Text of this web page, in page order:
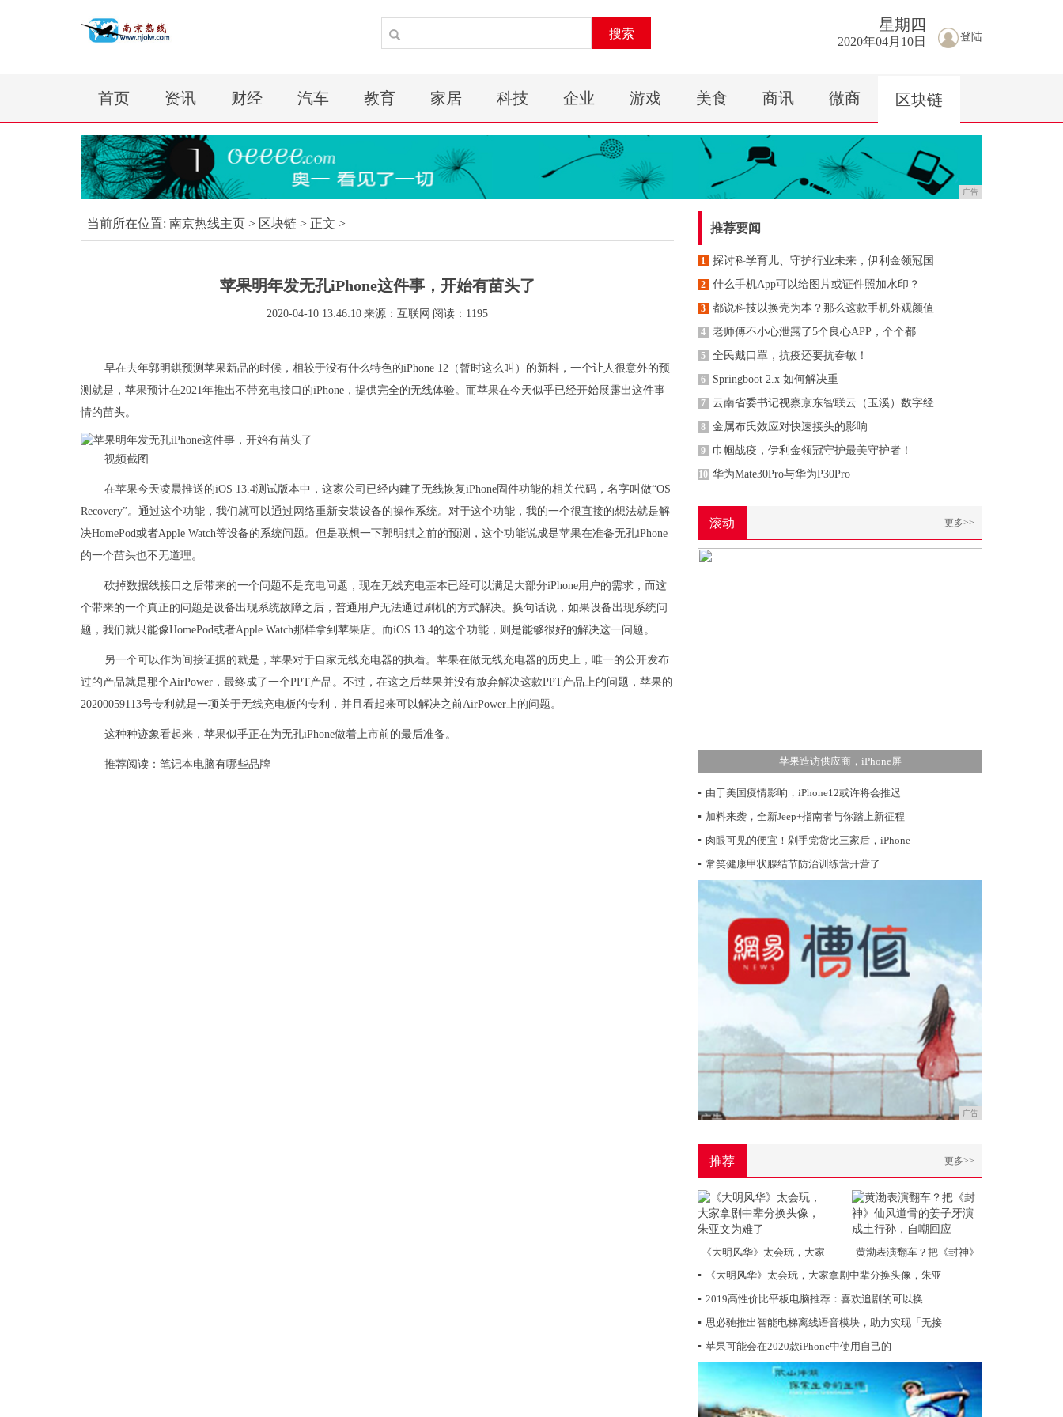
搜索 登陆
星期 四
2020年04月10日
首页 资讯 财经 汽车 教育 家居 科技 企业 游戏 美食 商讯 微商 区块链
广告
当前所在位置: 南京热线主页 > 区块链 > 正文 >
苹果明年发无孔iPhone这件事，开始有苗头了
2020-04-10 13:46:10 来源：互联网 阅读：1195
早在去年郭明錤预测苹果新品的时候，相较于没有什么特色的iPhone 12（暂时这么叫）的新料，一个让人很意外的预
测就是，苹果预计在2021年推出不带充电接口的iPhone，提供完全的无线体验。而苹果在今天似乎已经开始展露出这件事
情的苗头。
视频截图
在苹果今天凌晨推送的iOS 13.4测试版本中，这家公司已经内建了无线恢复iPhone固件功能的相关代码，名字叫做“OS
Recovery”。通过这个功能，我们就可以通过网络重新安装设备的操作系统。对于这个功能，我的一个很直接的想法就是解
决HomePod或者Apple Watch等设备的系统问题。但是联想一下郭明錤之前的预测，这个功能说成是苹果在准备无孔iPhone
的一个苗头也不无道理。
砍掉数据线接口之后带来的一个问题不是充电问题，现在无线充电基本已经可以满足大部分iPhone用户的需求，而这
个带来的一个真正的问题是设备出现系统故障之后，普通用户无法通过刷机的方式解决。换句话说，如果设备出现系统问
题，我们就只能像HomePod或者Apple Watch那样拿到苹果店。而iOS 13.4的这个功能，则是能够很好的解决这一问题。
另一个可以作为间接证据的就是，苹果对于自家无线充电器的执着。苹果在做无线充电器的历史上，唯一的公开发布
过的产品就是那个AirPower，最终成了一个PPT产品。不过，在这之后苹果并没有放弃解决这款PPT产品上的问题，苹果的
20200059113号专利就是一项关于无线充电板的专利，并且看起来可以解决之前AirPower上的问题。
这种种迹象看起来，苹果似乎正在为无孔iPhone做着上市前的最后准备。
推荐阅读： 笔记本电脑有哪些品牌
推荐要闻
1 探讨科学育儿、守护行业未来，伊利金领冠国
2 什么手机App可以给图片或证件照加水印？
3 都说科技以换壳为本？那么这款手机外观颜值
4 老师傅不小心泄露了5个良心APP，个个都
5 全民戴口罩，抗疫还要抗春敏！
6 Springboot 2.x 如何解决重
7 云南省委书记视察京东智联云（玉溪）数字经
8 金属布氏效应对快速接头的影响
9 巾帼战疫，伊利金领冠守护最美守护者！
10 华为Mate30Pro与华为P30Pro
滚动 更多>>
苹果造访供应商，iPhone屏
▪ 由于美国疫情影响，iPhone12或许将会推迟
▪ 加料来袭，全新Jeep+指南者与你踏上新征程
▪ 肉眼可见的便宜！剁手党货比三家后，iPhone
▪ 常笑健康甲状腺结节防治训练营开营了
广告
推荐 更多>>
《大明风华》太会玩，大家
黄渤表演翻车？把《封神》
▪
《大明风华》太会玩，大家拿剧中辈分换头像，朱亚
▪ 2019高性价比平板电脑推荐：喜欢追剧的可以换
▪ 思必驰推出智能电梯离线语音模块，助力实现「无接
▪ 苹果可能会在2020款iPhone中使用自己的